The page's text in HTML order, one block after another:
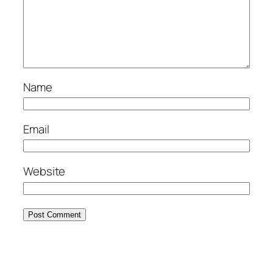
Name
Email
Website